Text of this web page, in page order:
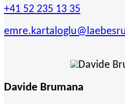
+41 52 235 13 35
emre.kartaloglu
Davide Brumana